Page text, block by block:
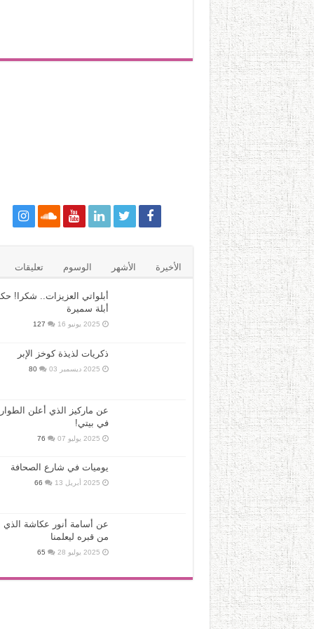
الأخيرة الأشهر الوسوم تعليقات
أبلواتي العزيزات.. شكرا!
أبلة سميرة
2025 يونيو 16 127
ذكريات لذيذة كوخز الإبر
2025 ديسمبر 03 80
عن ماركيز الذي أعلن
في بيتي!
2025 يوليو 07 76
يوميات في شارع الصحافة
2025 أبريل 13 66
عن أسامة أنور عكاشة الذي
من قبره ليعلمنا
2025 يوليو 28 65